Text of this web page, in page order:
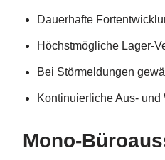
Dauerhafte
Höchstmögliche Lager-
Bei Störmeldungen
Kontinuierliche Aus-
Mono-